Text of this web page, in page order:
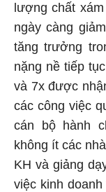
lượng chất
ngày càng
tăng trưởng
nặng nề tiếp
và 7x được
các công việc
cán bộ hành
không ít các
KH và giảng
việc kinh